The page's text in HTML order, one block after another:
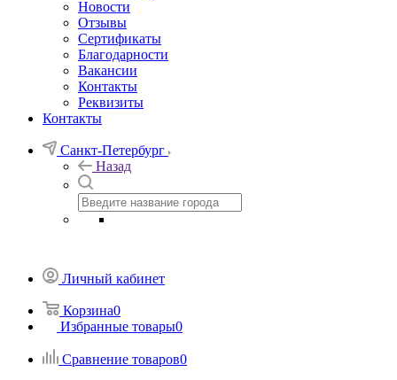
Новости
Отзывы
Сертификаты
Благодарности
Вакансии
Контакты
Реквизиты
Контакты
Санкт-Петербург
Назад
Личный кабинет
Корзина0
Избранные товары0
Сравнение товаров0